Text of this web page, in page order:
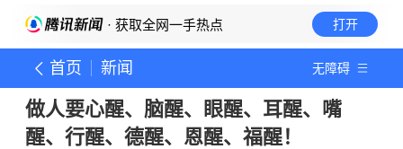
· 获取全网一手热点 打开
首页 新闻 无障碍
做人要心醒、脑醒、眼醒、耳醒、嘴
醒、行醒、德醒、恩醒、福醒！